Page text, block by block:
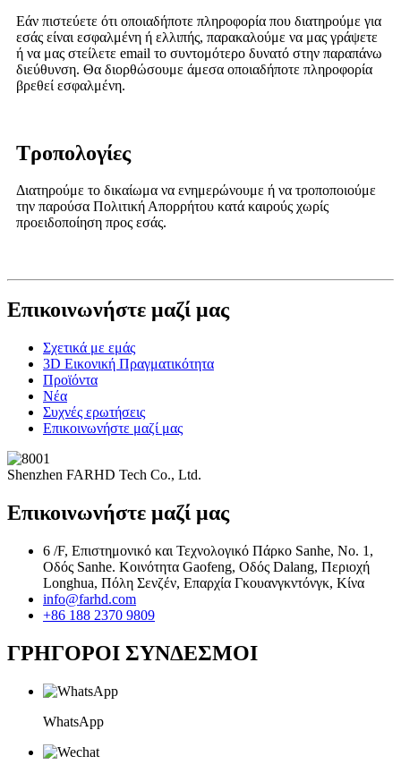
Εάν πιστεύετε ότι οποιαδήποτε πληροφορία που διατηρούμε για
εσάς είναι εσφαλμένη ή ελλιπής, παρακαλούμε να μας γράψετε
ή να μας στείλετε email το συντομότερο δυνατό στην παραπάνω
διεύθυνση. Θα διορθώσουμε άμεσα οποιαδήποτε πληροφορία
βρεθεί εσφαλμένη.
Τροπολογίες
Διατηρούμε το δικαίωμα να ενημερώνουμε ή να τροποποιούμε
την παρούσα Πολιτική Απορρήτου κατά καιρούς χωρίς
προειδοποίηση προς εσάς.
Επικοινωνήστε μαζί μας
Σχετικά με εμάς
3D Εικονική Πραγματικότητα
Προϊόντα
Νέα
Συχνές ερωτήσεις
Επικοινωνήστε μαζί μας
Shenzhen FARHD Tech Co., Ltd.
Επικοινωνήστε μαζί μας
6 /F, Επιστημονικό και Τεχνολογικό Πάρκο Sanhe, Νο. 1,
Οδός Sanhe. Κοινότητα Gaofeng, Οδός Dalang, Περιοχή
Longhua, Πόλη Σενζέν, Επαρχία Γκουανγκντόνγκ, Κίνα
info@farhd.com
+86 188 2370 9809
ΓΡΗΓΟΡΟΙ ΣΥΝΔΕΣΜΟΙ
WhatsApp